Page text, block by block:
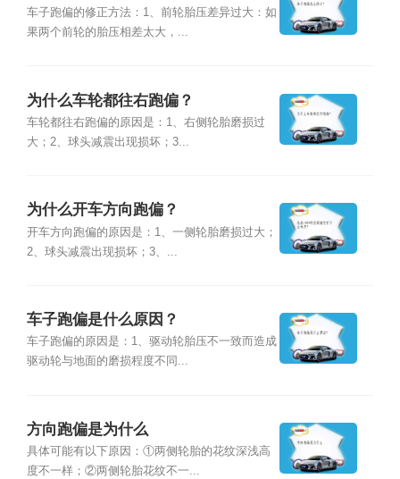
车子跑偏的修正方法：1、前轮胎压差异过大：如
果两个前轮的胎压相差太大，...
为什么车轮都往右跑偏？
车轮都往右跑偏的原因是：1、右侧轮胎磨损过
大；2、球头减震出现损坏；3...
为什么开车方向跑偏？
开车方向跑偏的原因是：1、一侧轮胎磨损过大；
2、球头减震出现损坏；3、...
车子跑偏是什么原因？
车子跑偏的原因是：1、驱动轮胎压不一致而造成
驱动轮与地面的磨损程度不同...
方向跑偏是为什么
具体可能有以下原因：①两侧轮胎的花纹深浅高
度不一样；②两侧轮胎花纹不一...